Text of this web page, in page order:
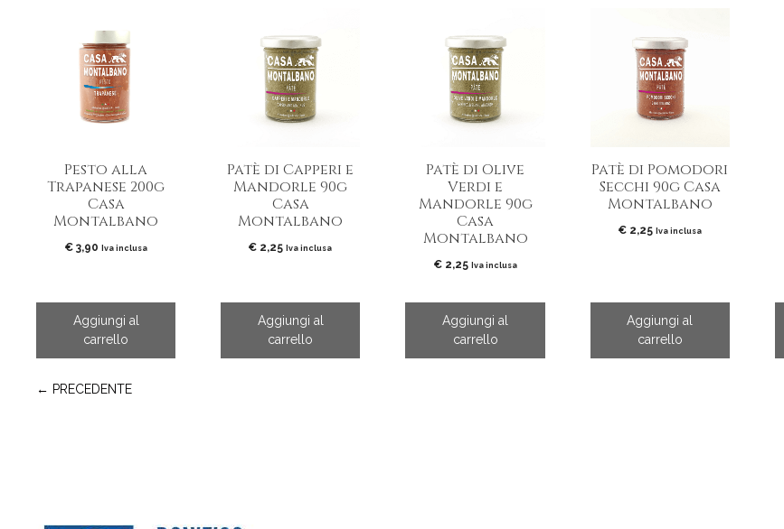
Pesto alla
Trapanese 200g
Casa
Montalbano
€3,90 Iva inclusa
Aggiungi al
carrello
Patè di Capperi e
Mandorle 90g
Casa
Montalbano
€ 2,25 Iva inclusa
Aggiungi al
carrello
Patè di Olive
Verdi e
Mandorle 90g
Casa
Montalbano
€2,25 Iva inclusa
Aggiungi al
carrello
Patè di Pomodori
Secchi 90g Casa
Montalbano
€2,25 Iva inclusa
Aggiungi al
carrello
← PRECEDENTE